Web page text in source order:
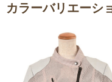
カラーバリエーシ